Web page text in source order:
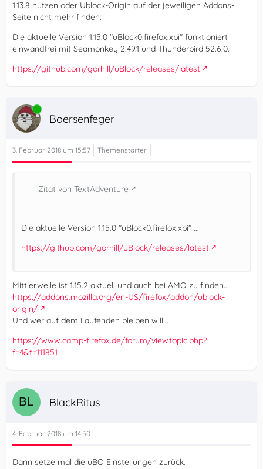
1.13.8 nutzen oder Ublock-Origin auf der jeweiligen Addons-
Seite nicht mehr finden:
Die aktuelle Version 1.15.0 "uBlock0.firefox.xpi" funktioniert
einwandfrei mit Seamonkey 2.49.1 und Thunderbird 52.6.0.
https://github.com/gorhill/uBlock/releases/latest
Online
Boersenfeger
3. Februar 2018 um 15:57
Zitat von TextAdventure
Die aktuelle Version 1.15.0 "uBlock0.firefox.xpi" ...
https://github.com/gorhill/uBlock/releases/latest
Mittlerweile ist 1.15.2 aktuell und auch bei AMO zu finden...
https://addons.mozilla.org/en-US/firefox/addon/ublock-
origin/
Und wer auf dem Laufenden bleiben will...
https://www.camp-firefox.de/forum/viewtopic.php?
f=4&t=111851
BlackRitus
4. Februar 2018 um 14:50
Dann setze mal die uBO Einstellungen zurück.